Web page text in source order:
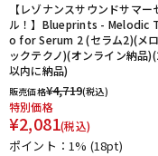
【レゾナンスサウンドサマー
ル！】Blueprints - Melodic
o for Serum 2 (セラム2)(メ
ックテクノ)(オンライン納品
以内に納品)
販売価格¥4,719(税込)
特別価格
¥2,081(税込)
ポイント：1% (18pt)